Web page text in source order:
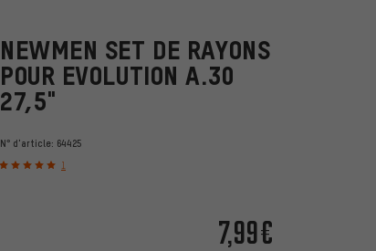
NEWMEN SET DE RAYONS
POUR EVOLUTION A.30
27,5"
N° d'article: 64425
1
7,99€